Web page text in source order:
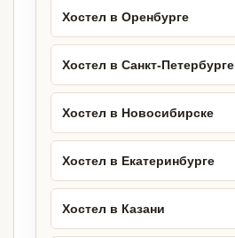
Хостел в Оренбурге
Хостел в Санкт-Петербурге
Хостел в Новосибирске
Хостел в Екатеринбурге
Хостел в Казани